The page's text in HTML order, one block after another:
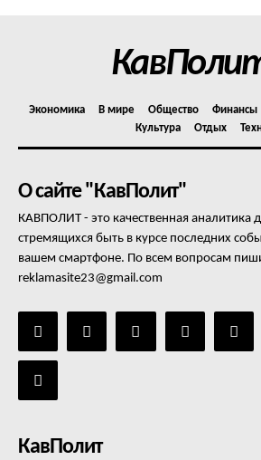
Экономика В мире Общество Финансы
Культура
Отдых
О сайте "КавПолит"
КАВПОЛИТ - это качественная
стремящихся быть в курсе последних
вашем смартфоне. По всем вопросам
reklamasite23@gmail.com
КавПолит